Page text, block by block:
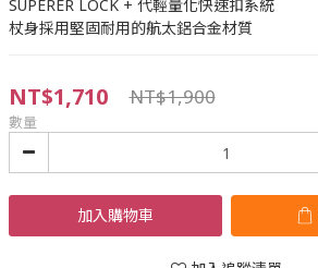
SUPERER LOCK + 代輕量化快速扣系統
杖身採用堅固耐用的航太鋁合金材質
NT$1,710 NT$1,900
數量
加入購物車